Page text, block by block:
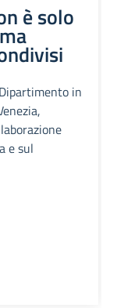
è solo
in
e sul